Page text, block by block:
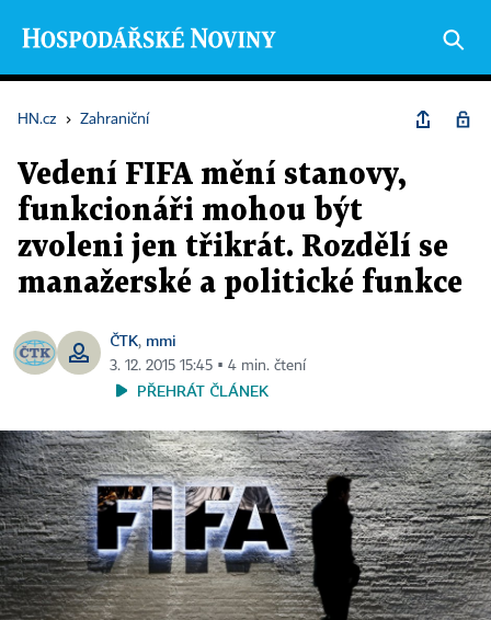
HN.cz › Zahraniční
Vedení FIFA mění stanovy,
funkcionáři mohou být
zvoleni jen třikrát. Rozdělí se
manažerské a politické funkce
ČTK, mmi
3. 12. 2015 15:45 ▪ 4 min. čtení
PŘEHRÁT ČLÁNEK